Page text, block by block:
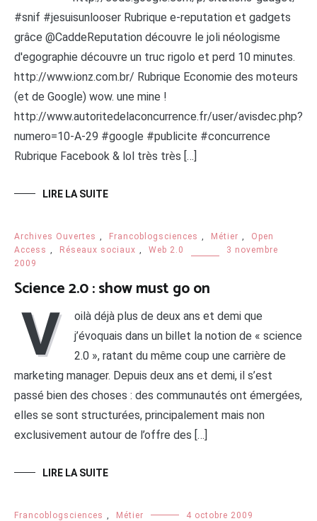
#snif #jesuisunlooser Rubrique e-reputation et gadgets
grâce @CaddeReputation découvre le joli néologisme
d'egographie découvre un truc rigolo et perd 10 minutes.
http://www.ionz.com.br/ Rubrique Economie des moteurs
(et de Google) wow. une mine !
http://www.autoritedelaconcurrence.fr/user/avisdec.php?
numero=10-A-29 #google #publicite #concurrence
Rubrique Facebook & lol très très […]
LIRE LA SUITE
Archives Ouvertes Francoblogsciences Métier
Open
Access
Réseaux sociaux Web 2.0
3 novembre
2009
Science 2.0 : show must go on
V
oilà déjà plus de deux ans et demi que
j’évoquais dans un billet la notion de « science
2.0 », ratant du même coup une carrière de
marketing manager. Depuis deux ans et demi, il s’est
passé bien des choses : des communautés ont émergées,
elles se sont structurées, principalement mais non
exclusivement autour de l’offre des […]
LIRE LA SUITE
Francoblogsciences Métier 4 octobre 2009